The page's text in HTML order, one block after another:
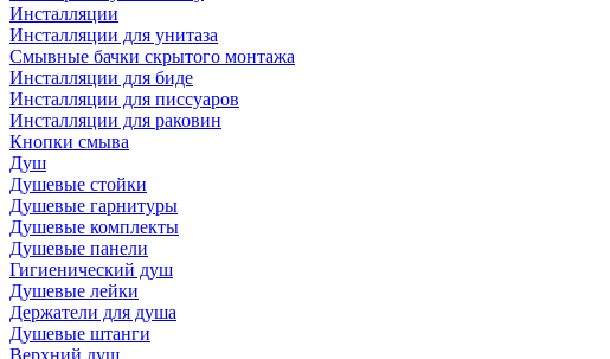
Инсталляции
Инсталляции для унитаза
Смывные бачки скрытого монтажа
Инсталляции для биде
Инсталляции для писсуаров
Инсталляции для раковин
Кнопки смыва
Душ
Душевые стойки
Душевые гарнитуры
Душевые комплекты
Душевые панели
Гигиенический душ
Душевые лейки
Держатели для душа
Душевые штанги
Верхний душ